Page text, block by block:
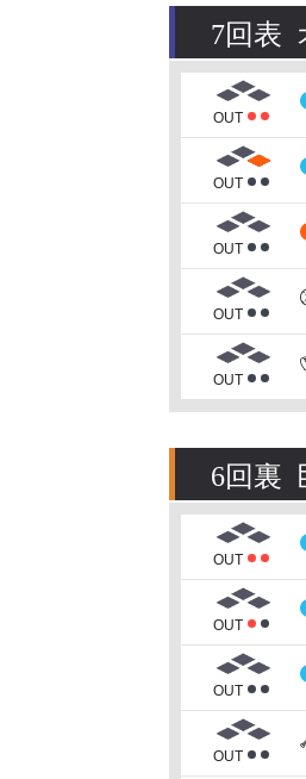
7回表
OUT
OUT
OUT
OUT
OUT
6回裏
OUT
OUT
OUT
OUT